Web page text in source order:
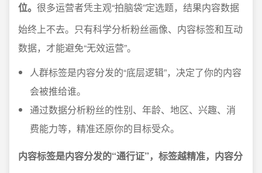
位。 很多运营者凭主观“拍脑袋”定选题，结果内容数据
始终上不去。只有科学分析粉丝画像、内容标签和互动
数据，才能避免“无效运营”。
人群标签是内容分发的“底层逻辑”，决定了你的内容
会被推给谁。
通过数据分析粉丝的性别、年龄、地区、兴趣、消
费能力等，精准还原你的目标受众。
内容标签是内容分发的“通行证”，标签越精准，内容分